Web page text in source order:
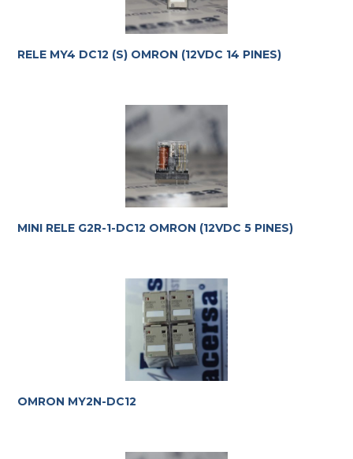
RELE MY4 DC12 (S) OMRON (12VDC 14 PINES)
MINI RELE G2R-1-DC12 OMRON (12VDC 5 PINES)
OMRON MY2N-DC12